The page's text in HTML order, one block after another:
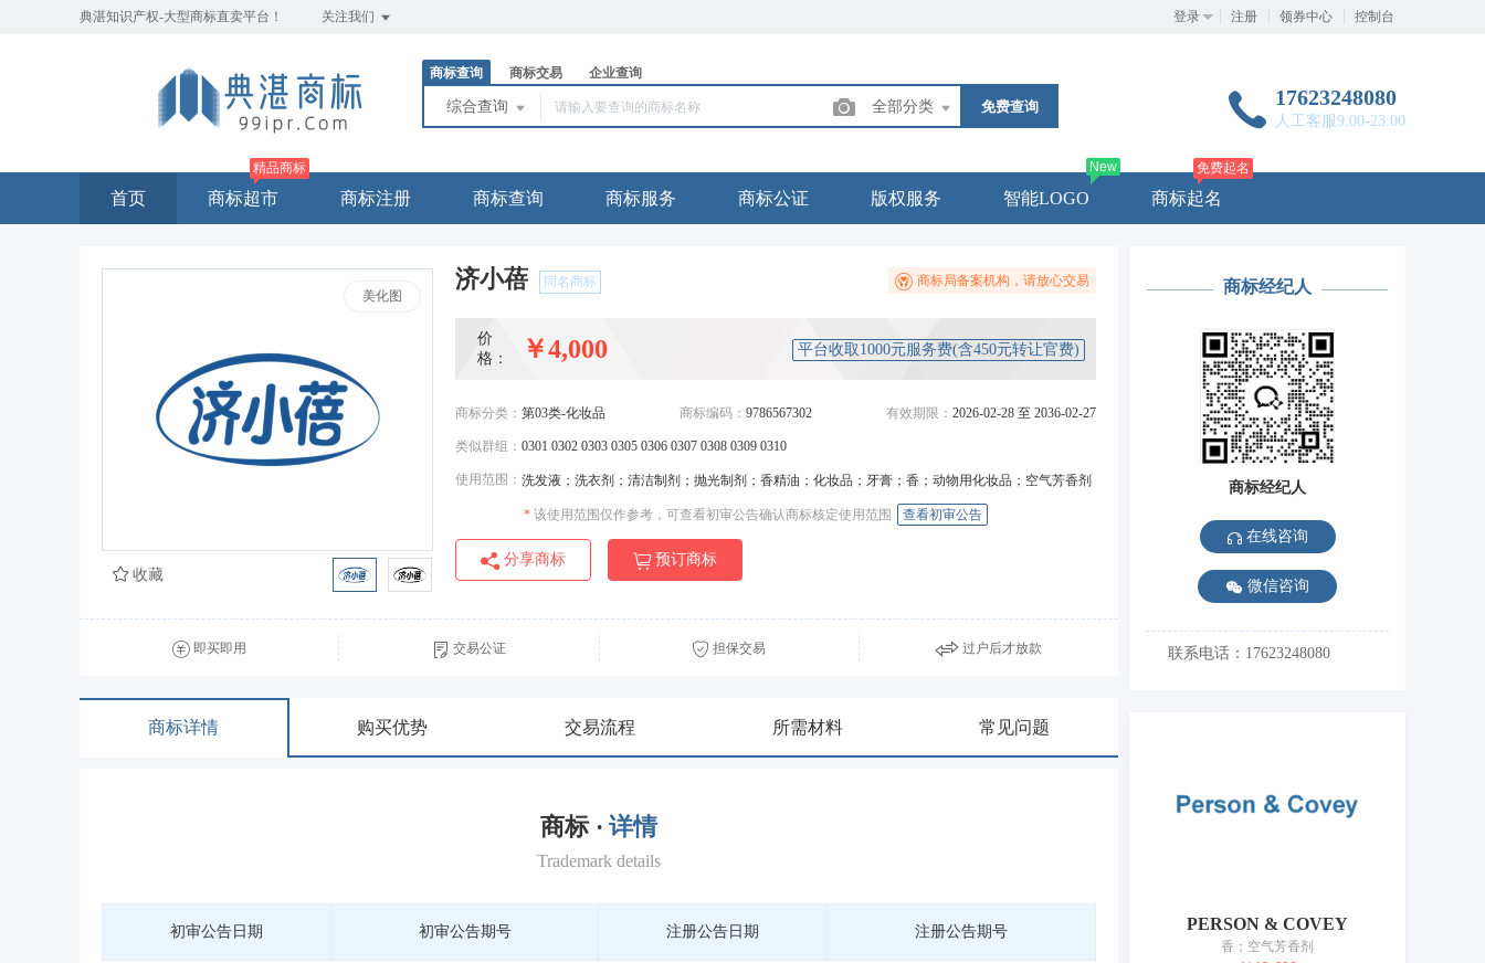
典湛知识产权-大型商标直卖平台！ 关注我们 登录 注册 领券中心 控制台
商标查询 商标交易 企业查询
综合查询 全部分类 免费查询 17623248080
人工客服9:00-23:00
首页 商标超市
精品商标
商标注册 商标查询 商标服务 商标公证 版权服务 智能LOGO
New
商标起名
免费起名
美化图
济小蓓 同名商标 商标局备案机构，请放心交易
价
格：
￥4,000 平台收取1000元服务费(含450元转让官费)
商标分类： 第03类-化妆品 商标编码： 9786567302 有效期限： 2026-02-28 至 2036-02-27
类似群组： 0301 0302 0303 0305 0306 0307 0308 0309 0310
使用范围： 洗发液；洗衣剂；清洁制剂；抛光制剂；香精油；化妆品；牙膏；香；动物用化妆品；空气芳香剂
* 该使用范围仅作参考，可查看初审公告确认商标核定使用范围 查看初审公告
分享商标
预订商标
收藏
即买即用 交易公证 担保交易 过户后才放款
商标详情 购买优势 交易流程 所需材料 常见问题
商标 · 详情
Trademark details
初审公告日期 初审公告期号 注册公告日期 注册公告期号
商标经纪人
商标经纪人
在线咨询
微信咨询
联系电话：17623248080
PERSON & COVEY
香；空气芳香剂